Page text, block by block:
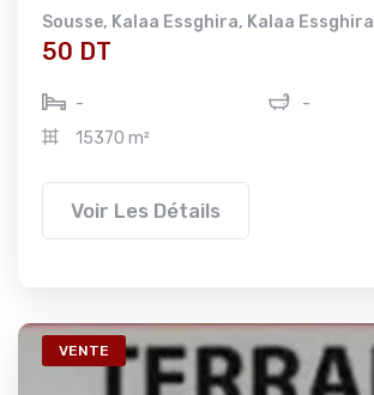
Sousse, Kalaa Essghira, Kalaa Essghira
50 DT
-
-
15370 m²
Voir Les Détails
VENTE